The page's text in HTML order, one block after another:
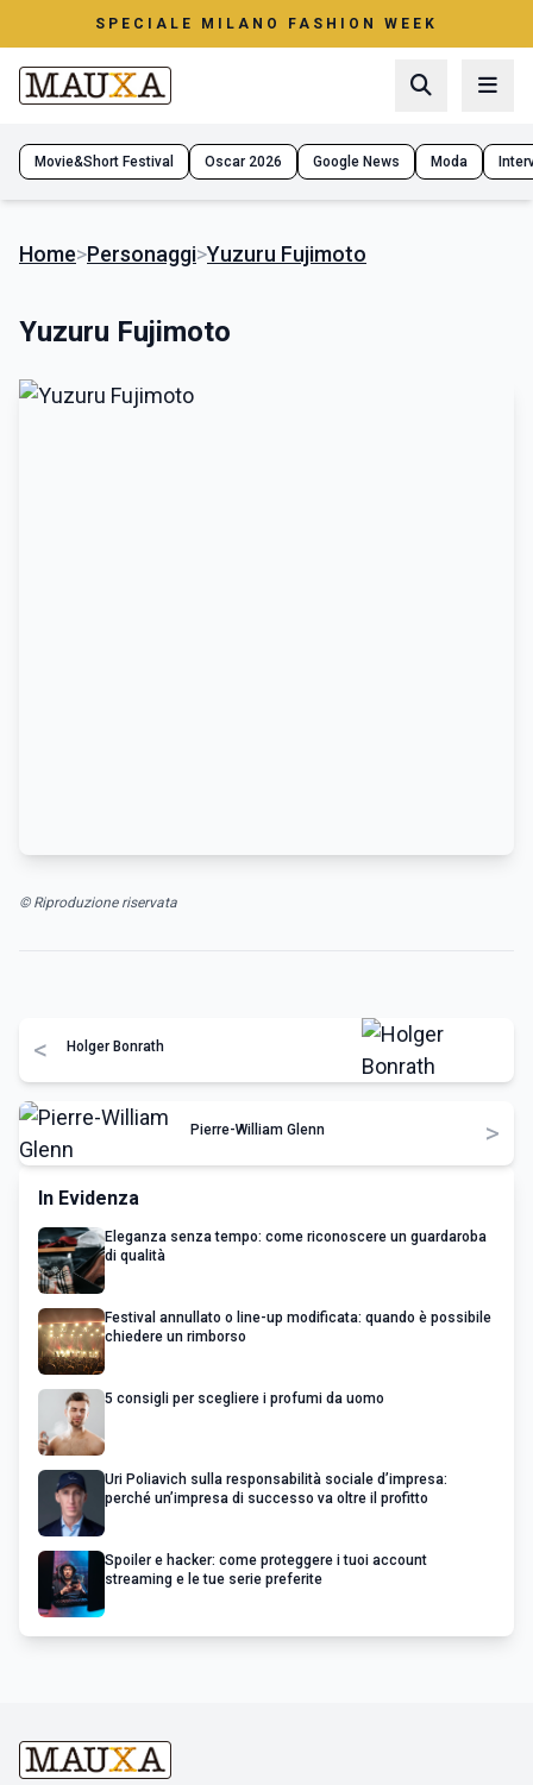
SPECIALE MILANO FASHION WEEK
Movie&Short Festival Oscar 2026 Google News Moda
Home>Personaggi>Yuzuru Fujimoto
Yuzuru Fujimoto
© Riproduzione riservata
< Holger Bonrath
Pierre-William Glenn >
In Evidenza
Eleganza senza tempo: come riconoscere un guardaroba
di qualità
Festival annullato o line-up modificata: quando è possibile
chiedere un rimborso
5 consigli per scegliere i profumi da uomo
Uri Poliavich sulla responsabilità sociale d’impresa:
perché un’impresa di successo va oltre il profitto
Spoiler e hacker: come proteggere i tuoi account
streaming e le tue serie preferite